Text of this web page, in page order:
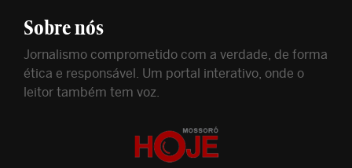
Sobre nós
Jornalismo comprometido com a verdade, de forma
ética e responsável. Um portal interativo, onde o
leitor também tem voz.